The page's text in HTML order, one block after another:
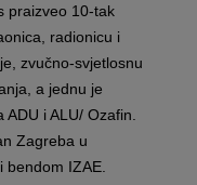
praizveo 10-tak
radionicu i
zvučno-svjetlosnu
a jednu je
i ALU/ Ozafin.
Zagreba u
IZAE.